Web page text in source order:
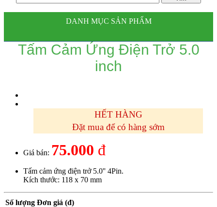
DANH MỤC SẢN PHẨM
Tấm Cảm Ứng Điện Trở 5.0
inch
HẾT HÀNG
Đặt mua để có hàng sớm
Giá bán: 75.000 đ
Tấm cảm ứng điện trở 5.0'' 4Pin.
Kích thước: 118 x 70 mm
Số lượng Đơn giá (đ)